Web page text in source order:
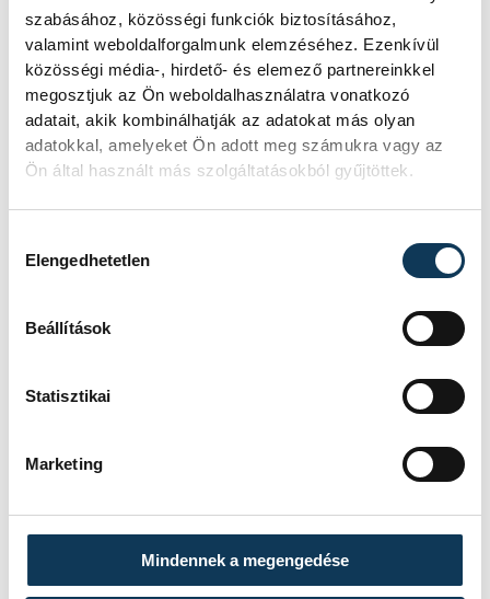
szabásához, közösségi funkciók biztosításához,
valamint weboldalforgalmunk elemzéséhez. Ezenkívül
közösségi média-, hirdető- és elemező partnereinkkel
megosztjuk az Ön weboldalhasználatra vonatkozó
adatait, akik kombinálhatják az adatokat más olyan
adatokkal, amelyeket Ön adott meg számukra vagy az
Ön által használt más szolgáltatásokból gyűjtöttek.
Elengedhetetlen
Beállítások
Statisztikai
Marketing
Mindennek a megengedése
alacsony Dunából
A folyó rekordalacsony vízállása miatt
egy csaknem komplett, II.
világháborús német DKW NZ 350-1
motorkerékpárbukkant elő a
Batthyány téri rakpart sziklái alól,
történik, ha leáll Paks?
Mártha Imre, az MVM Zrt. egykori
vezérigazgatója ATV-n Rónai Egonnak
adott interjújában vázolta fel a Paksi
Atomerőmű előtt álló példátlan
szakember, aki korábban éveken át
felelt a hazai energetikai
fejlesztésekért és a paksi blokkok
működéséért, arra figyelmeztet: az